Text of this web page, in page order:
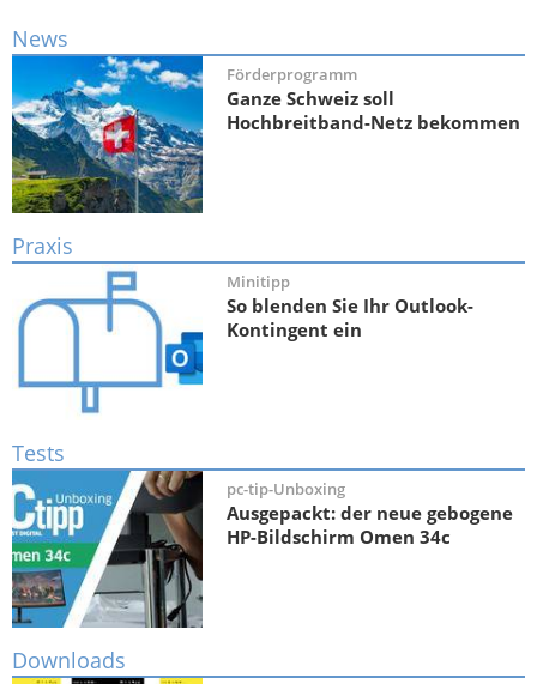
News
Förderprogramm
Ganze Schweiz soll
Hochbreitband-Netz bekommen
Praxis
Minitipp
So blenden Sie Ihr Outlook-
Kontingent ein
Tests
pc-tip-Unboxing
Ausgepackt: der neue gebogene
HP-Bildschirm Omen 34c
Downloads